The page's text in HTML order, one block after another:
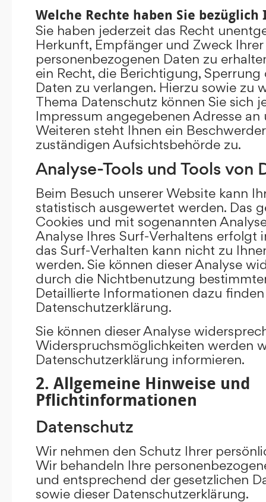
Welche Rechte haben Sie bezüglich
Sie haben jederzeit das Recht
Herkunft, Empfänger und Zweck
personenbezogenen Daten zu
ein Recht, die Berichtigung,
Daten zu verlangen. Hierzu sowie zu
Thema Datenschutz können Sie sich
Impressum angegebenen Adresse an
Weiteren steht Ihnen ein
zuständigen Aufsichtsbehörde zu.
Analyse-Tools und Tools von
Beim Besuch unserer Website kann
statistisch ausgewertet werden. Das
Cookies und mit sogenannten
Analyse Ihres Surf-Verhaltens erfolgt
das Surf-Verhalten kann nicht zu
werden. Sie können dieser Analyse
durch die Nichtbenutzung
Detaillierte Informationen dazu
Datenschutzerklärung.
Sie können dieser Analyse
Widerspruchsmöglichkeiten werden
Datenschutzerklärung informieren.
2. Allgemeine Hinweise und
Pflichtinformationen
Datenschutz
Wir nehmen den Schutz Ihrer
Wir behandeln Ihre
und entsprechend der gesetzlichen
sowie dieser Datenschutzerklärung.